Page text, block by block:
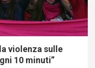
violenza sulle
10 minuti”